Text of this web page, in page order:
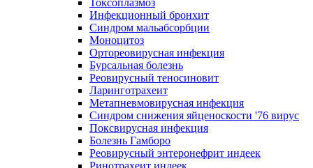
Токсоплазмоз
Инфекционный бронхит
Синдром мальабсорбции
Моноцитоз
Ортореовирусная инфекция
Бурсальная болезнь
Реовирусный теносиновит
Ларинготрахеит
Метапневмовирусная инфекция
Синдром снижения яйценоскости '76 вирус
Поксвирусная инфекция
Болезнь Гамборо
Реовирусный энтеронефрит индеек
Ринотрахеит индеек